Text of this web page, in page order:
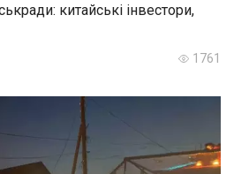
китайські інвестори,
1761